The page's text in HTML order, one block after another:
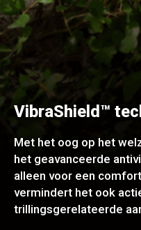
VibraShield™
Met het oog op het
het geavanceerde
alleen voor een
vermindert het ook
trillingsgerelateerde